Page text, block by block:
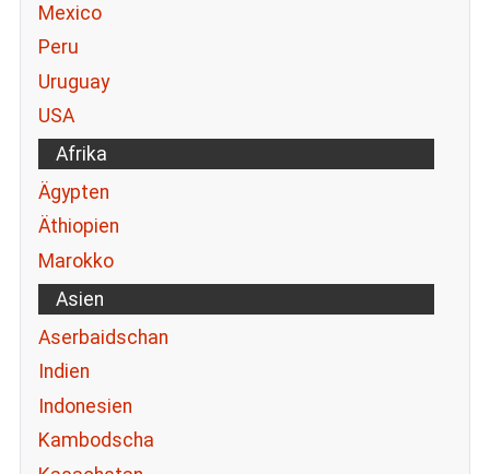
Mexico
Peru
Uruguay
USA
Afrika
Ägypten
Äthiopien
Marokko
Asien
Aserbaidschan
Indien
Indonesien
Kambodscha